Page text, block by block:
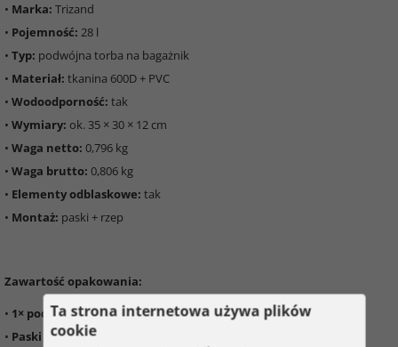
• Marka: Trizand
• Pojemność: 28 l
• Typ: podwójna torba na bagażnik
• Materiał: tkanina 600D + PVC
• Wodoodporność: tak
• Wymiary: ok. 35 × 30 × 12 cm
• Waga netto: 0,796 kg
• Waga brutto: 0,806 kg
• Elementy odblaskowe: tak
• Montaż: paski + rzep
Zawartość opakowania:
• 1× podwójna torba rowerowa
• Paski montażowe
Ta strona internetowa używa plików
cookie